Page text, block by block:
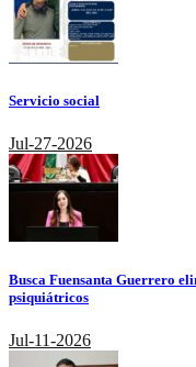
Servicio social
Jul-27-2026
Busca Fuensanta Guerrero
psiquiátricos
Jul-11-2026